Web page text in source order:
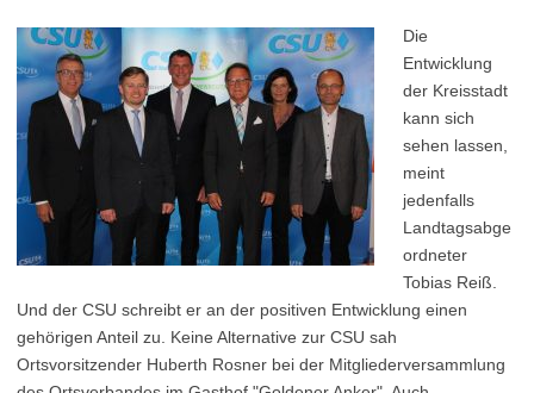
Die
Entwicklung
der Kreisstadt
kann sich
sehen lassen,
meint
jedenfalls
Landtagsabge
ordneter
Tobias Reiß.
Und der CSU schreibt er an der positiven Entwicklung einen
gehörigen Anteil zu. Keine Alternative zur CSU sah
Ortsvorsitzender Huberth Rosner bei der Mitgliederversammlung